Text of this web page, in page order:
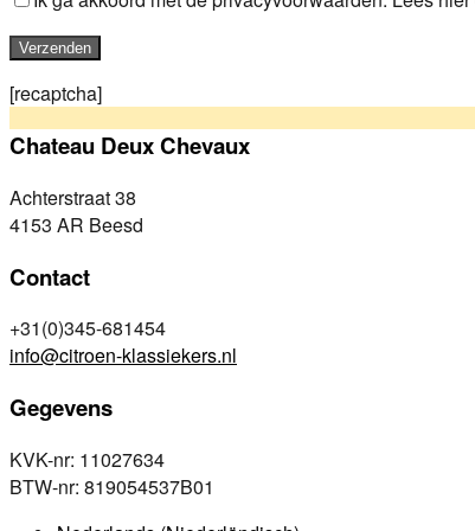
[recaptcha]
Chateau Deux Chevaux
Achterstraat 38
4153 AR Beesd
Contact
+31(0)345-681454
info@citroen-klassiekers.nl
Gegevens
KVK-nr: 11027634
BTW-nr: 819054537B01